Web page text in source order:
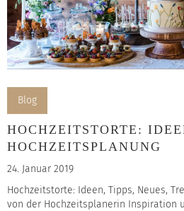
Blog
HOCHZEITSTORTE:
HOCHZEITSPLANUNG
24. Januar 2019
Hochzeitstorte: Ideen, Tipps, Neues,
von der Hochzeitsplanerin Inspiration